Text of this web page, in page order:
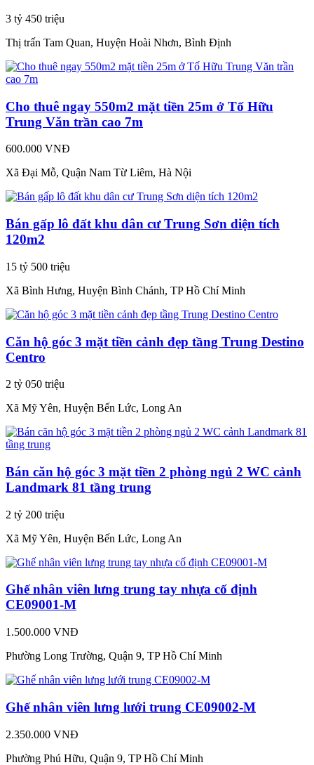
3 tỷ 450 triệu
Thị trấn Tam Quan, Huyện Hoài Nhơn, Bình Định
Cho thuê ngay 550m2 mặt tiền 25m ở Tố Hữu
Trung Văn trần cao 7m
600.000 VNĐ
Xã Đại Mỗ, Quận Nam Từ Liêm, Hà Nội
Bán gấp lô đất khu dân cư Trung Sơn diện tích
120m2
15 tỷ 500 triệu
Xã Bình Hưng, Huyện Bình Chánh, TP Hồ Chí Minh
Căn hộ góc 3 mặt tiền cảnh đẹp tầng Trung Destino
Centro
2 tỷ 050 triệu
Xã Mỹ Yên, Huyện Bến Lức, Long An
Bán căn hộ góc 3 mặt tiền 2 phòng ngủ 2 WC cảnh
Landmark 81 tầng trung
2 tỷ 200 triệu
Xã Mỹ Yên, Huyện Bến Lức, Long An
Ghế nhân viên lưng trung tay nhựa cố định
CE09001-M
1.500.000 VNĐ
Phường Long Trường, Quận 9, TP Hồ Chí Minh
Ghế nhân viên lưng lưới trung CE09002-M
2.350.000 VNĐ
Phường Phú Hữu, Quận 9, TP Hồ Chí Minh